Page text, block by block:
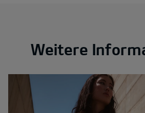
Weitere